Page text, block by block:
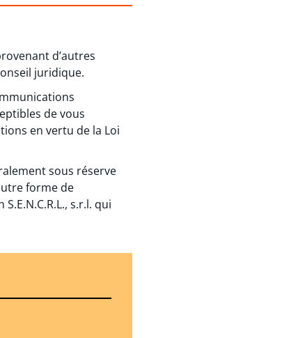
d’autres
juridique.
de vous
en vertu de la Loi
sous réserve
forme de
s.r.l. qui